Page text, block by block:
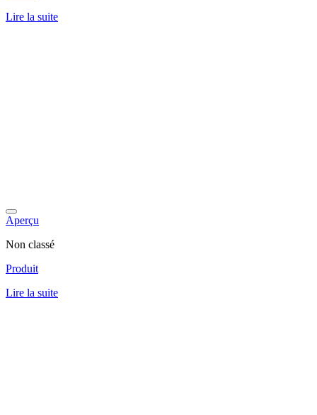
Lire la suite
Aperçu
Non classé
Produit
Lire la suite